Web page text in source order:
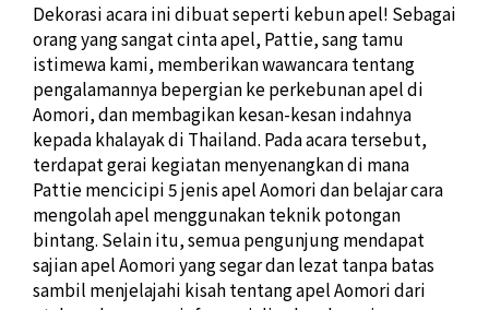
Dekorasi acara ini dibuat seperti kebun apel! Sebagai
orang yang sangat cinta apel, Pattie, sang tamu
istimewa kami, memberikan wawancara tentang
pengalamannya bepergian ke perkebunan apel di
Aomori, dan membagikan kesan-kesan indahnya
kepada khalayak di Thailand. Pada acara tersebut,
terdapat gerai kegiatan menyenangkan di mana
Pattie mencicipi 5 jenis apel Aomori dan belajar cara
mengolah apel menggunakan teknik potongan
bintang. Selain itu, semua pengunjung mendapat
sajian apel Aomori yang segar dan lezat tanpa batas
sambil menjelajahi kisah tentang apel Aomori dari